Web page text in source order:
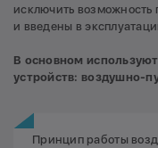
исключить возможность
и введены в
В основном
устройств: воздушно-
Принцип работы